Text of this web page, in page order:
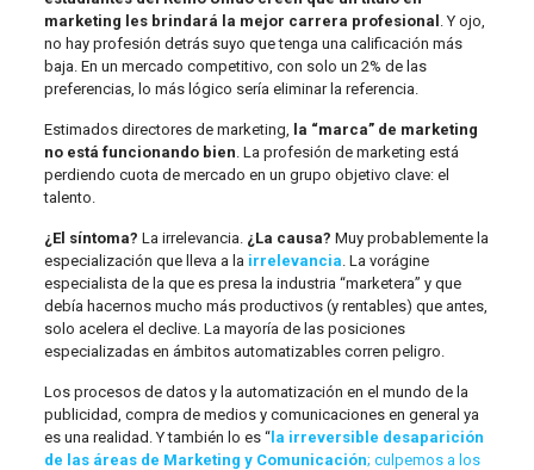
marketing les brindará la mejor carrera profesional . Y ojo,
no hay profesión detrás suyo que tenga una calificación más
baja. En un mercado competitivo, con solo un 2% de las
preferencias, lo más lógico sería eliminar la referencia.
Estimados directores de marketing, la “marca” de marketing
no está funcionando bien. La profesión de marketing está
perdiendo cuota de mercado en un grupo objetivo clave: el
talento.
¿El síntoma? La irrelevancia. ¿La causa? Muy probablemente la
especialización que lleva a la irrelevancia. La vorágine
especialista de la que es presa la industria “marketera” y que
debía hacernos mucho más productivos (y rentables) que antes,
solo acelera el declive. La mayoría de las posiciones
especializadas en ámbitos automatizables corren peligro.
Los procesos de datos y la automatización en el mundo de la
publicidad, compra de medios y comunicaciones en general ya
es una realidad. Y también lo es “la irreversible desaparición
de las áreas de Marketing y Comunicación; culpemos a los